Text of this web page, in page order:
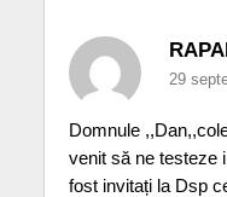
29
Domnule
venit să ne testeze
fost invitați la Dsp